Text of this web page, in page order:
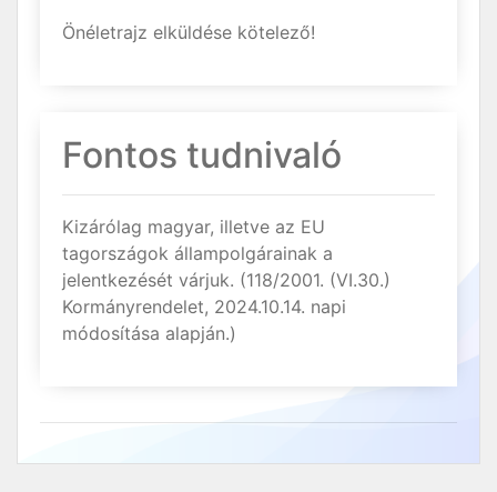
Önéletrajz elküldése kötelező!
Fontos tudnivaló
Kizárólag magyar, illetve az EU
tagországok állampolgárainak a
jelentkezését várjuk. (118/2001. (VI.30.)
Kormányrendelet, 2024.10.14. napi
módosítása alapján.)